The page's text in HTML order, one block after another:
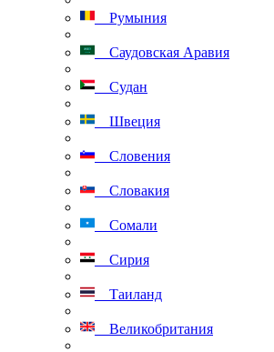
Румыния
Саудовская Аравия
Судан
Швеция
Словения
Словакия
Сомали
Сирия
Таиланд
Великобритания